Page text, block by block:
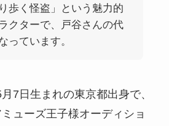
歩く怪盗」という魅力的
クターで、戸谷さんの代
っています。
7日生まれの東京都出身で、
ューズ王子様オーディショ